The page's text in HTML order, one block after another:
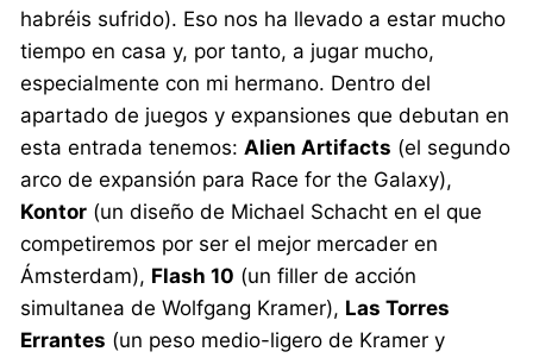
habréis sufrido). Eso nos ha llevado a estar mucho
tiempo en casa y, por tanto, a jugar mucho,
especialmente con mi hermano. Dentro del
apartado de juegos y expansiones que debutan en
esta entrada tenemos:Alien Artifacts (el segundo
arco de expansión para Race for the Galaxy),
Kontor (un diseño de Michael Schacht en el que
competiremos por ser el mejor mercader en
Ámsterdam), Flash 10 (un filler de acción
simultanea de Wolfgang Kramer), Las Torres
Errantes (un peso medio-ligero de Kramer y